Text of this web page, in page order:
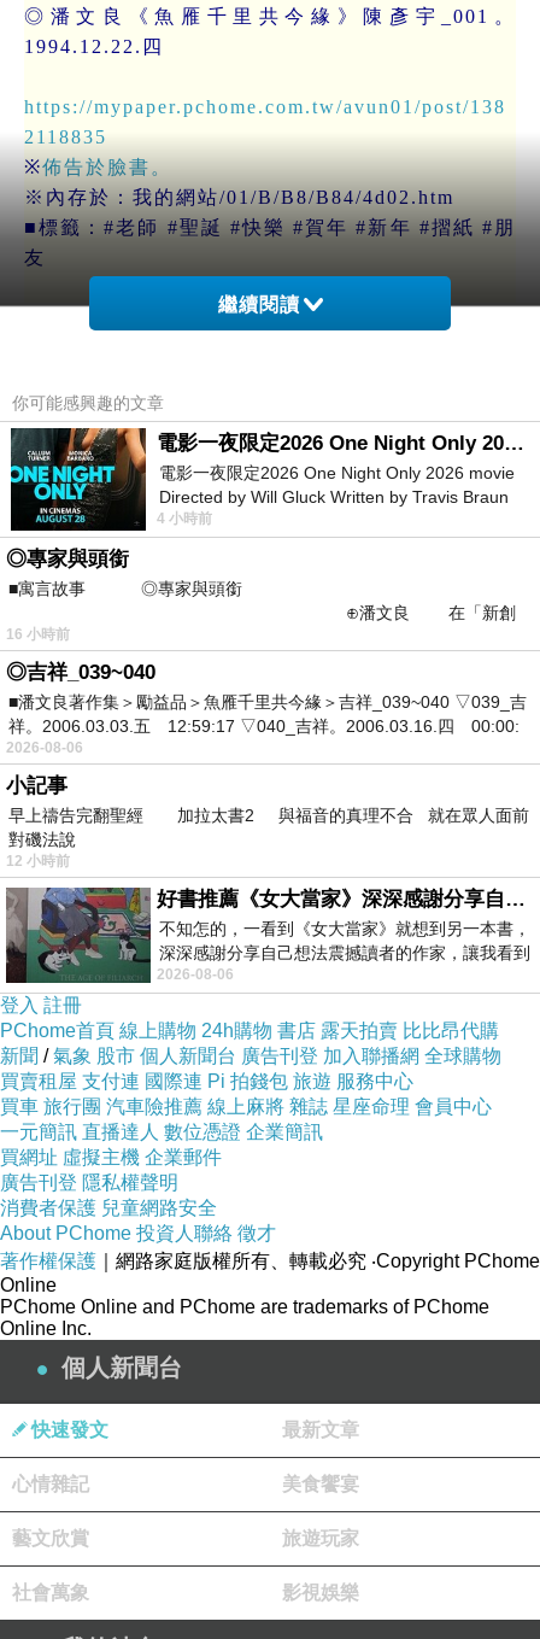
◎潘文良《魚雁千里共今緣》陳彥宇_001。
1994.12.22.四
https://mypaper.pchome.com.tw/avun01/post/138
2118835
※佈告於臉書。
※內存於：我的網站/01/B/B8/B84/4d02.htm
■標籤：#老師 #聖誕 #快樂 #賀年 #新年 #摺紙 #朋
友
下一篇：◎蔡松哲_001
繼續閱讀
你可能感興趣的文章
電影一夜限定2026 One Night Only 2026 movie
電影一夜限定2026 One Night Only 2026 movie
Directed by Will Gluck Written by Travis Braun
Starring Monica Barbaro
4 小時前
◎專家與頭銜
■寓言故事 ◎專家與頭銜
⊕潘文良 在「新創
之谷」裡——
16 小時前
◎吉祥_039~040
■潘文良著作集＞勵益品＞魚雁千里共今緣＞吉祥_039~040 ▽039_吉
祥。2006.03.03.五 12:59:17 ▽040_吉祥。2006.03.16.四 00:00:
2026-08-06
小記事
早上禱告完翻聖經 加拉太書2 與福音的真理不合 就在眾人面前
對磯法說
12 小時前
好書推薦《女大當家》深深感謝分享自己想法震撼讀者的作家，讓我看到不同樣貌的家庭！
不知怎的，一看到《女大當家》就想到另一本書，
深深感謝分享自己想法震撼讀者的作家，讓我看到
不同樣貌的家庭！ 《女大
2026-08-06
登入 註冊
PChome首頁 線上購物 24h購物 書店 露天拍賣 比比昂代購
新聞 /氣象 股市 個人新聞台 廣告刊登 加入聯播網 全球購物
買賣租屋 支付連 國際連 Pi 拍錢包 旅遊 服務中心
買車 旅行團 汽車險推薦 線上麻將 雜誌 星座命理 會員中心
一元簡訊 直播達人 數位憑證 企業簡訊
買網址 虛擬主機 企業郵件
廣告刊登 隱私權聲明
消費者保護 兒童網路安全
About PChome 投資人聯絡 徵才
著作權保護 ｜網路家庭版權所有、轉載必究 ‧Copyright PChome
Online
PChome Online and PChome are trademarks of PChome
Online Inc.
個人新聞台
快速發文 最新文章
心情雜記 美食饗宴
藝文欣賞 旅遊玩家
社會萬象 影視娛樂